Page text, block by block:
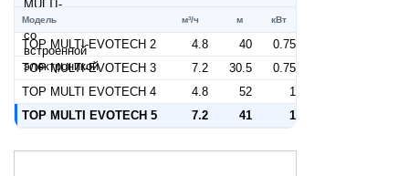
Модель м³/ч м кВт
TOP MULTI-EVOTECH 2 4.8 40
0.75
TOP MULTI-EVOTECH 3
7.2 30.5
0.75
TOP MULTI EVOTECH 4
4.8 52
1
TOP MULTI EVOTECH 5
7.2 41 1